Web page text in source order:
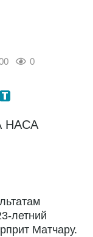
0
НАСА
летний
Матчару.